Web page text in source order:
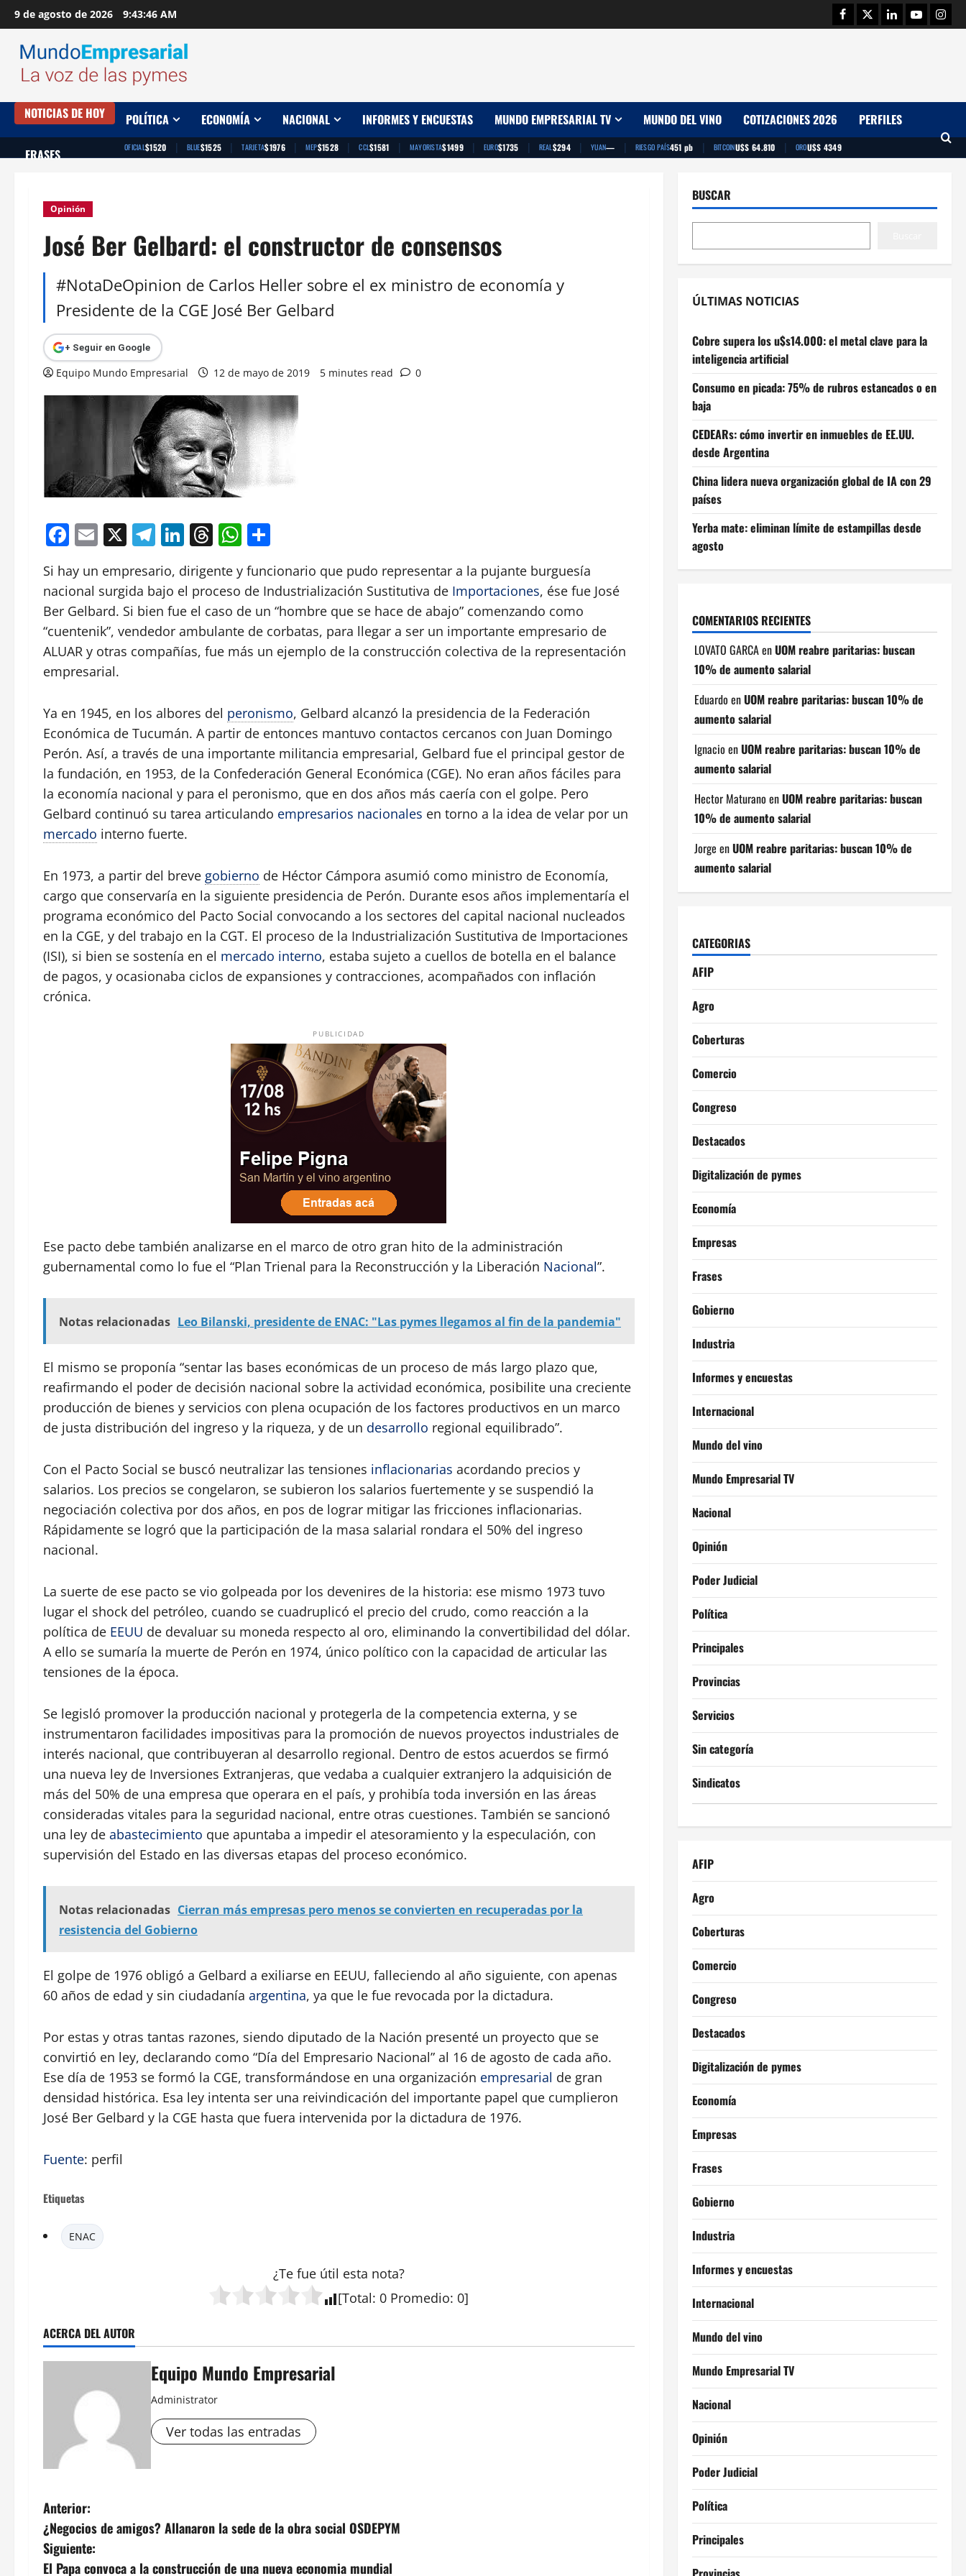
Saltar
al
contenido
9 de agosto de 2026 9:43:47 AM Facebook
TwitterLinkedinYoutube
NOTICIAS DE HOY POLÍTICA ECONOMÍA NACIONAL INFORMES Y ENCUESTAS MUNDO EMPRESARIAL TV MUNDO DEL VINO COTIZACIONES 2026 PERFILES
FRASES OFICIAL$1520 | BLUE$1525 | TARJETA$1976 | MEP$1528 | CCL$1581 | MAYORISTA$1499 | EURO$1735 | REAL$294 | YUAN— | RIESGO PAÍS451 pb | BITCOINU$S 64.810 | OROU$S 4349
Opinión
José Ber Gelbard: el constructor de consensos
#NotaDeOpinion de Carlos Heller sobre el ex ministro de economía y
Presidente de la CGE José Ber Gelbard
+ Seguir en Google
Equipo Mundo Empresarial 12 de mayo de 2019 5 minutes read 0
Facebook
Email
X Telegram
LinkedIn
Threads
WhatsApp
Si hay un empresario, dirigente y funcionario que pudo representar a la pujante burguesía
nacional surgida bajo el proceso de Industrialización Sustitutiva de Importaciones, ése fue José
Ber Gelbard. Si bien fue el caso de un “hombre que se hace de abajo” comenzando como
“cuentenik”, vendedor ambulante de corbatas, para llegar a ser un importante empresario de
ALUAR y otras compañías, fue más un ejemplo de la construcción colectiva de la representación
empresarial.
Ya en 1945, en los albores del peronismo, Gelbard alcanzó la presidencia de la Federación
Económica de Tucumán. A partir de entonces mantuvo contactos cercanos con Juan Domingo
Perón. Así, a través de una importante militancia empresarial, Gelbard fue el principal gestor de
la fundación, en 1953, de la Confederación General Económica (CGE). No eran años fáciles para
la economía nacional y para el peronismo, que en dos años más caería con el golpe. Pero
Gelbard continuó su tarea articulando empresarios nacionales en torno a la idea de velar por un
mercado interno fuerte.
En 1973, a partir del breve gobierno de Héctor Cámpora asumió como ministro de Economía,
cargo que conservaría en la siguiente presidencia de Perón. Durante esos años implementaría el
programa económico del Pacto Social convocando a los sectores del capital nacional nucleados
en la CGE, y del trabajo en la CGT. El proceso de la Industrialización Sustitutiva de Importaciones
(ISI), si bien se sostenía en el mercado interno, estaba sujeto a cuellos de botella en el balance
de pagos, y ocasionaba ciclos de expansiones y contracciones, acompañados con inflación
crónica.
PUBLICIDAD
Ese pacto debe también analizarse en el marco de otro gran hito de la administración
gubernamental como lo fue el “Plan Trienal para la Reconstrucción y la Liberación Nacional”.
Notas relacionadas Leo Bilanski, presidente de ENAC: "Las pymes llegamos al fin de la pandemia"
El mismo se proponía “sentar las bases económicas de un proceso de más largo plazo que,
reafirmando el poder de decisión nacional sobre la actividad económica, posibilite una creciente
producción de bienes y servicios con plena ocupación de los factores productivos en un marco
de justa distribución del ingreso y la riqueza, y de un desarrollo regional equilibrado”.
Con el Pacto Social se buscó neutralizar las tensiones inflacionarias acordando precios y
salarios. Los precios se congelaron, se subieron los salarios fuertemente y se suspendió la
negociación colectiva por dos años, en pos de lograr mitigar las fricciones inflacionarias.
Rápidamente se logró que la participación de la masa salarial rondara el 50% del ingreso
nacional.
La suerte de ese pacto se vio golpeada por los devenires de la historia: ese mismo 1973 tuvo
lugar el shock del petróleo, cuando se cuadruplicó el precio del crudo, como reacción a la
política de EEUU de devaluar su moneda respecto al oro, eliminando la convertibilidad del dólar.
A ello se sumaría la muerte de Perón en 1974, único político con la capacidad de articular las
tensiones de la época.
Se legisló promover la producción nacional y protegerla de la competencia externa, y se
instrumentaron facilidades impositivas para la promoción de nuevos proyectos industriales de
interés nacional, que contribuyeran al desarrollo regional. Dentro de estos acuerdos se firmó
una nueva ley de Inversiones Extranjeras, que vedaba a cualquier extranjero la adquisición de
más del 50% de una empresa que operara en el país, y prohibía toda inversión en las áreas
consideradas vitales para la seguridad nacional, entre otras cuestiones. También se sancionó
una ley de abastecimiento que apuntaba a impedir el atesoramiento y la especulación, con
supervisión del Estado en las diversas etapas del proceso económico.
Notas relacionadas Cierran más empresas pero menos se convierten en recuperadas por la
resistencia del Gobierno
El golpe de 1976 obligó a Gelbard a exiliarse en EEUU, falleciendo al año siguiente, con apenas
60 años de edad y sin ciudadanía argentina, ya que le fue revocada por la dictadura.
Por estas y otras tantas razones, siendo diputado de la Nación presenté un proyecto que se
convirtió en ley, declarando como “Día del Empresario Nacional” al 16 de agosto de cada año.
Ese día de 1953 se formó la CGE, transformándose en una organización empresarial de gran
densidad histórica. Esa ley intenta ser una reivindicación del importante papel que cumplieron
José Ber Gelbard y la CGE hasta que fuera intervenida por la dictadura de 1976.
Fuente: perfil
Etiquetas
ENAC
¿Te fue útil esta nota?
[Total: 0 Promedio: 0]
ACERCA DEL AUTOR
Equipo Mundo Empresarial
Administrator
Ver todas las entradas
N
a
Anterior:
¿Negocios de amigos? Allanaron la sede de la obra social OSDEPYM
Siguiente:
El Papa convoca a la construcción de una nueva economia mundial
BUSCAR
ÚLTIMAS NOTICIAS
Cobre supera los u$s14.000: el metal clave para la
inteligencia artificial
Consumo en picada: 75% de rubros estancados o en
baja
CEDEARs: cómo invertir en inmuebles de EE.UU.
desde Argentina
China lidera nueva organización global de IA con 29
países
Yerba mate: eliminan límite de estampillas desde
agosto
COMENTARIOS RECIENTES
LOVATO GARCAenUOM reabre paritarias: buscan
10% de aumento salarial
Eduardo enUOM reabre paritarias: buscan 10% de
aumento salarial
Ignacio enUOM reabre paritarias: buscan 10% de
aumento salarial
Hector Maturano enUOM reabre paritarias: buscan
10% de aumento salarial
Jorge enUOM reabre paritarias: buscan 10% de
aumento salarial
CATEGORIAS
AFIP
Agro
Coberturas
Comercio
Congreso
Destacados
Digitalización de pymes
Economía
Empresas
Frases
Gobierno
Industria
Informes y encuestas
Internacional
Mundo del vino
Mundo Empresarial TV
Nacional
Opinión
Poder Judicial
Política
Principales
Provincias
Servicios
Sin categoría
Sindicatos
AFIP
Agro
Coberturas
Comercio
Congreso
Destacados
Digitalización de pymes
Economía
Empresas
Frases
Gobierno
Industria
Informes y encuestas
Internacional
Mundo del vino
Mundo Empresarial TV
Nacional
Opinión
Poder Judicial
Política
Principales